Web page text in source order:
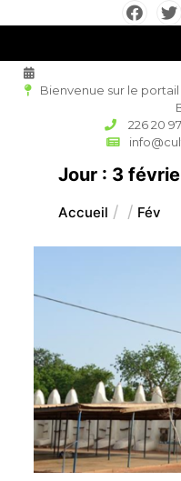
culture
Bienvenue sur le
226 20
Jour : 3
Accueil Fév